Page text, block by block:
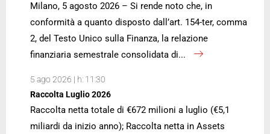
Milano, 5 agosto 2026 – Si rende noto che, in
conformità a quanto disposto dall’art. 154-ter, comma
2, del Testo Unico sulla Finanza, la relazione
finanziaria semestrale consolidata di...
5 ago 2026 | h: 11:30
Raccolta Luglio 2026
Raccolta netta totale di €672 milioni a luglio (€5,1
miliardi da inizio anno); Raccolta netta in Assets